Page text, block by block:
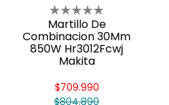
Martillo De
Combinacion 30Mm
850W Hr3012Fcwj
Makita
$804.890
$709.990